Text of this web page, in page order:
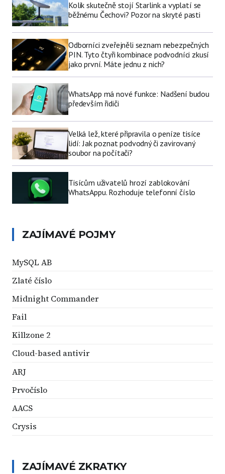
Kolik skutečně stojí Starlink a vyplatí se
běžnému Čechovi? Pozor na skryté pasti
Odborníci zveřejněli seznam nebezpečných
PIN. Tyto čtyři kombinace podvodníci zkusí
jako první. Máte jednu z nich?
WhatsApp má nové funkce: Nadšení budou
především řidiči
Velká lež, které připravila o peníze tisíce
lidí: Jak poznat podvodný či zavirovaný
soubor na počítači?
Tisícům uživatelů hrozí zablokování
WhatsAppu. Rozhoduje telefonní číslo
ZAJÍMAVÉ POJMY
MySQL AB
Zlaté číslo
Midnight Commander
Fail
Killzone 2
Cloud-based antivir
ARJ
Prvočíslo
AACS
Crysis
ZAJÍMAVÉ ZKRATKY